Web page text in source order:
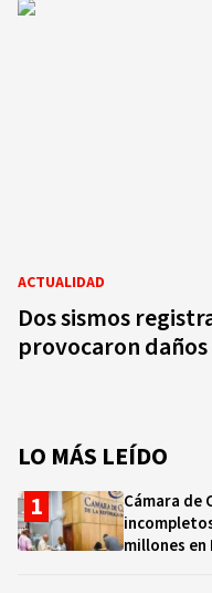
ACTUALIDAD
Dos sismos
provocaron daños
LO MÁS LEÍDO
Cámara
millones en